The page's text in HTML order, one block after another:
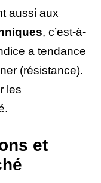
aussi aux
, c’est-à-
a tendance
(résistance).
les
et